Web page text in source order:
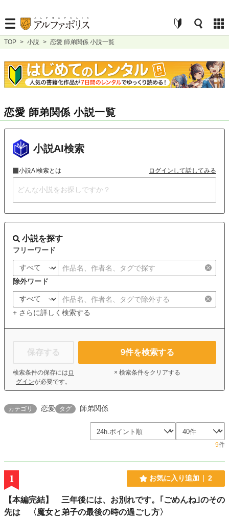
TOP > 小説 > 恋愛 師弟関係 小説一覧
恋愛 師弟関係 小説一覧
小説AI検索
小説AI検索とは ログインして話してみる
小説を探す
フリーワード
除外ワード
+ さらに詳しく検索する
保存する
検索条件の保存には ロ
グインが必要です。
9件を検索する
× 検索条件をクリアする
カテゴリ 恋愛 タグ 師弟関係
9件
1 お気に入り追加 2
【本編完結】 三年後には、お別れです。｢ごめんね｣のその
先は 〈魔女と弟子の最後の時の過ごし方〉